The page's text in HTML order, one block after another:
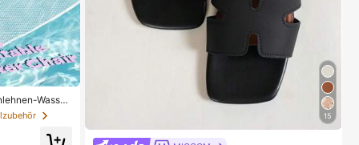
Wasser
Mesh-aufb
Strand-Heiß
15